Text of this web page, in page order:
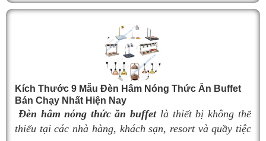
thành giải pháp được nhiều nhà hàng, khách sạn và khu nghỉ
dưỡng lựa chọn nhờ khả năng giữ cho món ăn luôn ấm nóng,
thơm ngon như vừa mới chế biến. Vậy
tạo như thế nào, hoạt động ra sao và làm thế nào để lựa chọn
èn hâm nóng thức ănphù hợp, giúp tối ưu hiệu
quả giữ nhiệt cũng như nâng cao tính chuyên nghiệp cho
không gian buffet? Hãy cùng tìm hiểu ngay trong bài viết dưới
Kích Thước 9 Mẫu Đèn Hâm Nóng Thức Ăn Buffet
Bán Chạy Nhất Hiện Nay
Đèn hâm nóng thức ăn buffetlà thiết bị không thể
thiếu tại các nhà hàng, khách sạn, resort và quầy tiệc